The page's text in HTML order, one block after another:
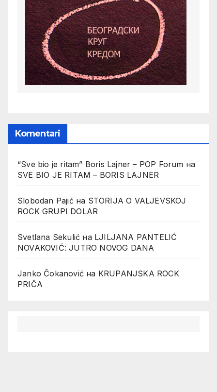
Komentari
“Sve bio je ritam” Boris Lajner – POP Forum на
SVE BIO JE RITAM – BORIS LAJNER
Slobodan Pajićна STORIJA O VALJEVSKOJ
ROCK GRUPI DOLAR
Svetlana Sekulić на LJILJANA PANTELIĆ
NOVAKOVIĆ: JUTRO NOVOG DANA
Janko Čokanović на KRUPANJSKA ROCK
PRIČA